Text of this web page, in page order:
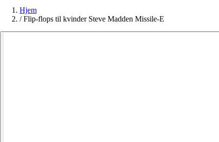
Hjem
/ Flip-flops til kvinder Steve Madden Missile-E